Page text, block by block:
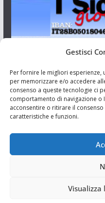
Gestisci
Per fornire le migliori
per memorizzare e/o accedere
consenso a queste tecnologie ci
comportamento di navigazione o
acconsentire o ritirare il
caratteristiche e funzioni.
Visualizza
Aut. del tribunale di Catania
Resp. Riccardo Orioles.
Associazione Culturale I
via Randazzo 27 Catania